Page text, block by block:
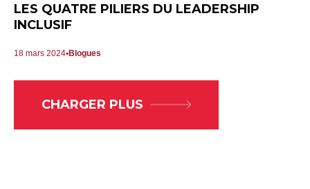
LES QUATRE PILIERS DU LEADERSHIP
INCLUSIF
18 mars 2024 Blogues
CHARGER PLUS